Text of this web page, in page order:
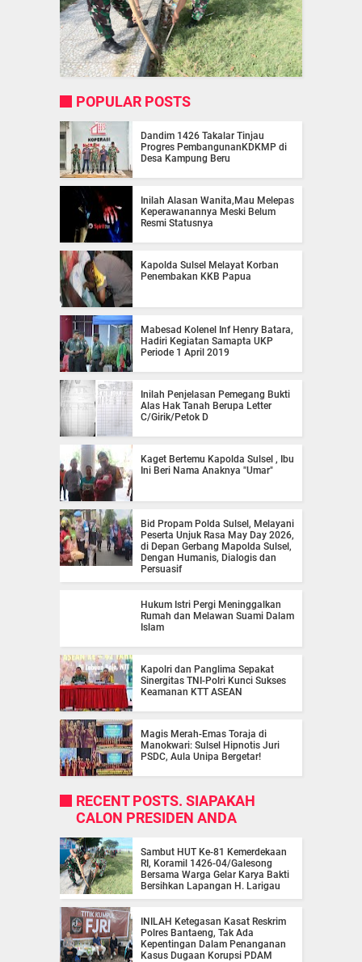
POPULAR POSTS
Dandim 1426 Takalar Tinjau
Progres PembangunanKDKMP di
Desa Kampung Beru
Inilah Alasan Wanita,Mau Melepas
Keperawanannya Meski Belum
Resmi Statusnya
Kapolda Sulsel Melayat Korban
Penembakan KKB Papua
Mabesad Kolenel Inf Henry Batara,
Hadiri Kegiatan Samapta UKP
Periode 1 April 2019
Inilah Penjelasan Pemegang Bukti
Alas Hak Tanah Berupa Letter
C/Girik/Petok D
Kaget Bertemu Kapolda Sulsel , Ibu
Ini Beri Nama Anaknya "Umar"
Bid Propam Polda Sulsel, Melayani
Peserta Unjuk Rasa May Day 2026,
di Depan Gerbang Mapolda Sulsel,
Dengan Humanis, Dialogis dan
Persuasif
Hukum Istri Pergi Meninggalkan
Rumah dan Melawan Suami Dalam
Islam
Kapolri dan Panglima Sepakat
Sinergitas TNI-Polri Kunci Sukses
Keamanan KTT ASEAN
Magis Merah-Emas Toraja di
Manokwari: Sulsel Hipnotis Juri
PSDC, Aula Unipa Bergetar!
RECENT POSTS. SIAPAKAH
CALON PRESIDEN ANDA
Sambut HUT Ke-81 Kemerdekaan
RI, Koramil 1426-04/Galesong
Bersama Warga Gelar Karya Bakti
Bersihkan Lapangan H. Larigau
INILAH Ketegasan Kasat Reskrim
Polres Bantaeng, Tak Ada
Kepentingan Dalam Penanganan
Kasus Dugaan Korupsi PDAM